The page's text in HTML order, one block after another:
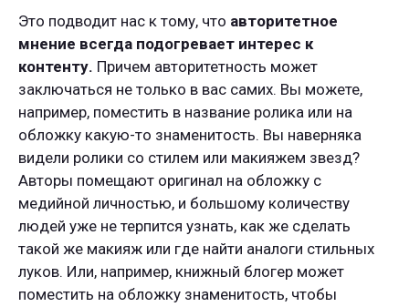
Это подводит нас к тому, что авторитетное
мнение всегда подогревает интерес к
контенту. Причем авторитетность может
заключаться не только в вас самих. Вы можете,
например, поместить в название ролика или на
обложку какую-то знаменитость. Вы наверняка
видели ролики со стилем или макияжем звезд?
Авторы помещают оригинал на обложку с
медийной личностью, и большому количеству
людей уже не терпится узнать, как же сделать
такой же макияж или где найти аналоги стильных
луков. Или, например, книжный блогер может
поместить на обложку знаменитость, чтобы